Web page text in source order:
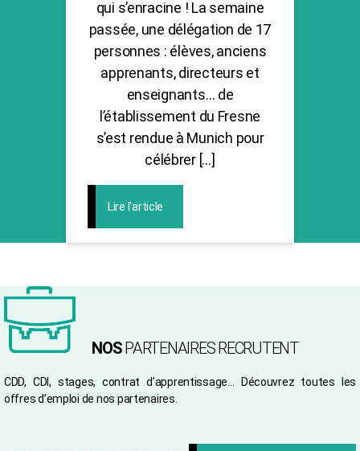
qui s’enracine ! La semaine
passée, une délégation de 17
personnes : élèves, anciens
apprenants, directeurs et
enseignants… de
l’établissement du Fresne
s’est rendue à Munich pour
célébrer […]
Lire l'article
NOSPARTENAIRES RECRUTENT
CDD, CDI, stages, contrat d’apprentissage… Découvrez toutes les
offres d’emploi de nos partenaires.